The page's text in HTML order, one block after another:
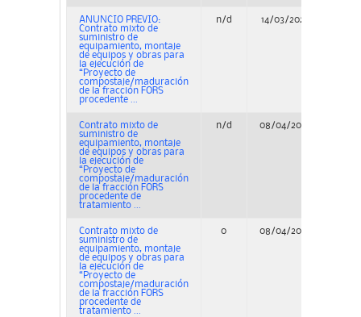
ANUNCIO PREVIO:
Contrato mixto de
suministro de
equipamiento, montaje
de equipos y obras para
la ejecución de
“Proyecto de
compostaje/maduración
de la fracción FORS
procedente ...
n/d 14/03/2025
Contrato mixto de
suministro de
equipamiento, montaje
de equipos y obras para
la ejecución de
“Proyecto de
compostaje/maduración
de la fracción FORS
procedente de
tratamiento ...
n/d 08/04/2025
Contrato mixto de
suministro de
equipamiento, montaje
de equipos y obras para
la ejecución de
“Proyecto de
compostaje/maduración
de la fracción FORS
procedente de
tratamiento ...
0 08/04/2025